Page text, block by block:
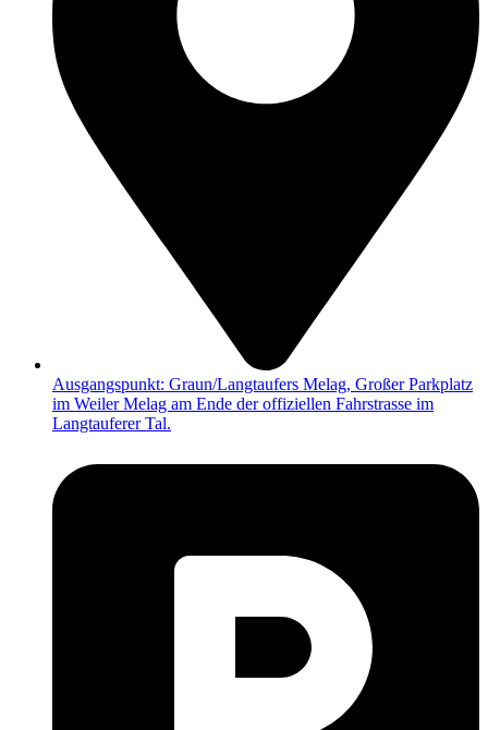
Ausgangspunkt: Graun/Langtaufers Melag, Großer Parkplatz
im Weiler Melag am Ende der offiziellen Fahrstrasse im
Langtauferer Tal.